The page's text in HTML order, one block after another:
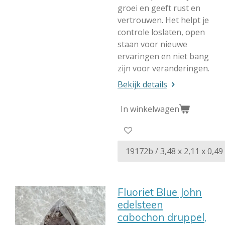
groei en geeft rust en
vertrouwen. Het helpt je
controle loslaten, open
staan voor nieuwe
ervaringen en niet bang
zijn voor veranderingen.
Bekijk details
In winkelwagen
Fluoriet Blue John
edelsteen
cabochon druppel,